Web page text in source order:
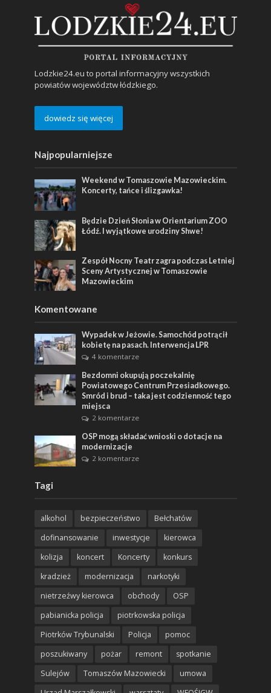
Lodzkie24.eu to portal informacyjny wszystkich
powiatów województw łódzkiego.
dowiedz się więcej
Najpopularniejsze
Weekend w Tomaszowie Mazowieckim.
Koncerty, tańce i ślizgawka!
Będzie Dzień Słonia w Orientarium ZOO
Łódź. I wyjątkowe urodziny Shwe!
Zespół Nocny Teatr zagra podczas Letniej
Sceny Artystycznej w Tomaszowie
Mazowieckim
Komentowane
Wypadek w Jeżowie. Samochód potrącił
kobietę na pasach. Interwencja LPR
4 komentarze
Bezdomni okupują poczekalnię
Powiatowego Centrum Przesiadkowego.
Smród i brud – taka jest codzienność tego
miejsca
2 komentarze
OSP mogą składać wnioski o dotacje na
modernizacje
2 komentarze
Tagi
alkohol bezpieczeństwo
Bełchatów
dofinansowanie
inwestycje
kierowca
kolizja
koncert Koncerty
konkurs
kradzież
modernizacja
narkotyki
nietrzeźwy kierowca
obchody
OSP
pabianicka policja
piotrkowska policja
Piotrków Trybunalski
Policja
pomoc
poszukiwany
pożar remont
spotkanie
Sulejów
Tomaszów Mazowiecki
umowa